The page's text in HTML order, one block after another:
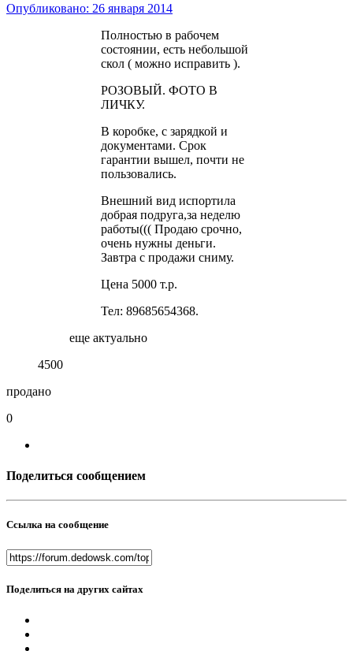
Опубликовано: 26 января 2014
Полностью в рабочем
состоянии, есть небольшой
скол ( можно исправить ).
РОЗОВЫЙ. ФОТО В
ЛИЧКУ.
В коробке, с зарядкой и
документами. Срок
гарантии вышел, почти не
пользовались.
Внешний вид испортила
добрая подруга,за неделю
работы((( Продаю срочно,
очень нужны деньги.
Завтра с продажи сниму.
Цена 5000 т.р.
Тел: 89685654368.
еще актуально
4500
продано
0
Поделиться сообщением
Ссылка на сообщение
Поделиться на других сайтах